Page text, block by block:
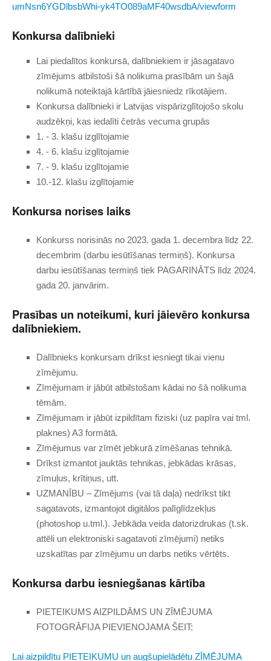
umNsn6YGDlbsbWhi-yk4TO089aMF40wsdbA/viewform
Konkursa dalībnieki
Lai piedalītos konkursā, dalībniekiem ir jāsagatavo
zīmējums atbilstoši šā nolikuma prasībām un šajā
nolikumā noteiktajā kārtībā jāiesniedz rīkotājiem.
Konkursa dalībnieki ir Latvijas vispārizglītojošo skolu
audzēkņi, kas iedalīti četrās vecuma grupās
1. - 3. klašu izglītojamie
4. - 6. klašu izglītojamie
7. - 9. klašu izglītojamie
10.-12. klašu izglītojamie
Konkursa norises laiks
Konkurss norisinās no 2023. gada 1. decembra līdz 22.
decembrim (darbu iesūtīšanas termiņš). Konkursa
darbu iesūtīšanas termiņš tiek PAGARINĀTS līdz 2024.
gada 20. janvārim.
Prasības un noteikumi, kuri jāievēro konkursa
dalībniekiem.
Dalībnieks konkursam drīkst iesniegt tikai vienu
zīmējumu.
Zīmējumam ir jābūt atbilstošam kādai no šā nolikuma
tēmām.
Zīmējumam ir jābūt izpildītam fiziski (uz papīra vai tml.
plaknes) A3 formātā.
Zīmējumus var zīmēt jebkurā zīmēšanas tehnikā.
Drīkst izmantot jauktās tehnikas, jebkādas krāsas,
zīmuļus, krītiņus, utt.
UZMANĪBU – Zīmējums (vai tā daļa) nedrīkst tikt
sagatavots, izmantojot digitālos palīglīdzekļus
(photoshop u.tml.). Jebkāda veida datorizdrukas (t.sk.
attēli un elektroniski sagatavoti zīmējumi) netiks
uzskatītas par zīmējumu un darbs netiks vērtēts.
Konkursa darbu iesniegšanas kārtība
PIETEIKUMS AIZPILDĀMS UN ZĪMĒJUMA
FOTOGRĀFIJA PIEVIENOJAMA ŠEIT:
Lai aizpildītu PIETEIKUMU un augšupielādētu ZĪMĒJUMA